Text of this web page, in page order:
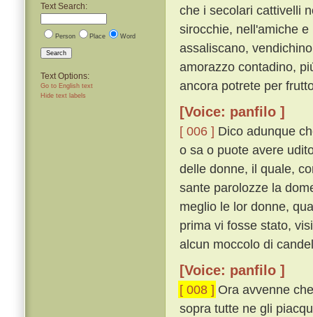
Text Search:
Person Place Word
Search
Text Options:
Go to English text
Hide text labels
che i secolari cattivelli
sirocchie, nell'amiche
assaliscano,
amorazzo contadino,
ancora potrete per
[Voice: panfilo ]
[ 006 ] Dico adunque
o sa o puote avere
delle donne, il quale,
sante parolozze la
meglio le lor donne,
prima vi fosse stato,
alcun moccolo di
[Voice: panfilo ]
[ 008 ] Ora avvenne
sopra tutte ne gli